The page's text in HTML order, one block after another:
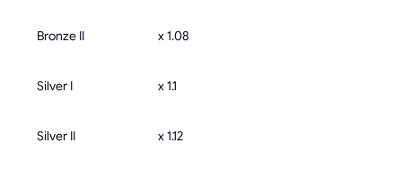
Bronze II x 1.08
Silver I x 1.1
Silver II x 1.12